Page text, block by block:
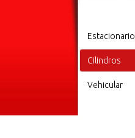
Estacionario
Cilindros
Vehicular